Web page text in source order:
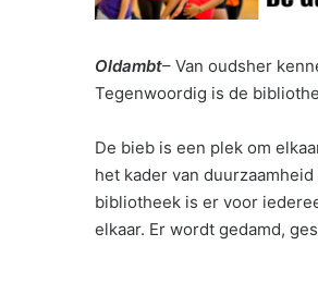
Oldambt– Van oudsher
Tegenwoordig is de
De bieb is een plek om
het kader van
bibliotheek is er voor
elkaar. Er wordt gedamd,